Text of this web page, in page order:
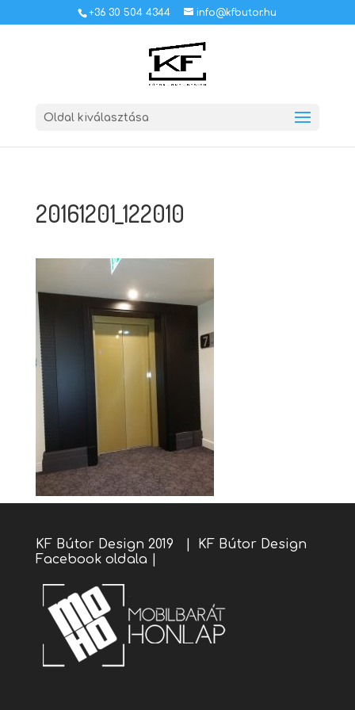
+36 30 504 4344 info@kfbutor.hu
Oldal kiválasztása
20161201_122010
KF Bútor Design 2019 |
KF Bútor Design
Facebook oldala